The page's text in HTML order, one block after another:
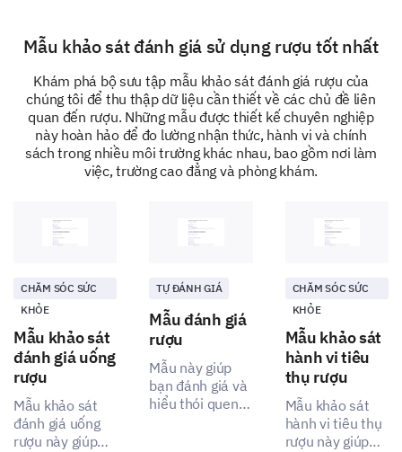
Đào tạo nhân viên về việc sử dụng rượu an toàn
Chương trình hỗ trợ nhân viên cho việc lạm dụng
Đề xuất cho chính sách rượu hiệu quả
Chia sẻ suy nghĩ và quan điểm của bạn có thể giúp
chúng tôi nâng cao các chính sách về rượu tại nơi làm
việc.
Mẫu khảo sát đánh giá sử dụng rượu tốt nhất
Khám phá bộ sưu tập mẫu khảo sát đánh giá rượu của
chúng tôi để thu thập dữ liệu cần thiết về các chủ đề liên
quan đến rượu. Những mẫu được thiết kế chuyên nghiệp
này hoàn hảo để đo lường nhận thức, hành vi và chính
sách trong nhiều môi trường khác nhau, bao gồm nơi làm
việc, trường cao đẳng và phòng khám.
CHĂM SÓC SỨC
KHỎE
Mẫu khảo sát
đánh giá uống
rượu
Mẫu khảo sát
đánh giá uống
rượu này giúp
TỰ ĐÁNH GIÁ
Mẫu đánh giá
rượu
Mẫu này giúp
bạn đánh giá và
hiểu thói quen
CHĂM SÓC SỨC
KHỎE
Mẫu khảo sát
hành vi tiêu
thụ rượu
Mẫu khảo sát
hành vi tiêu thụ
rượu này giúp